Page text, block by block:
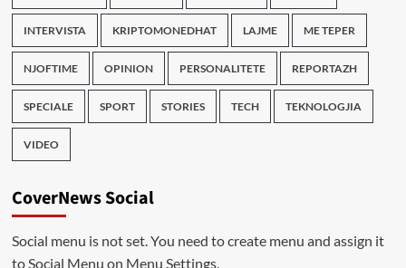
INTERVISTA KRIPTOMONEDHAT LAJME ME TEPER
NJOFTIME OPINION PERSONALITETE REPORTAZH
SPECIALE SPORT STORIES TECH TEKNOLOGJIA
VIDEO
CoverNews Social
Social menu is not set. You need to create menu and assign it
to Social Menu on Menu Settings.